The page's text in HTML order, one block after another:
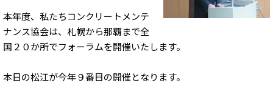
本年度、私たちコンクリートメンテ
ナンス協会は、札幌から那覇まで全
国２０か所でフォーラムを開催いたします。
本日の松江が今年９番目の開催となります。